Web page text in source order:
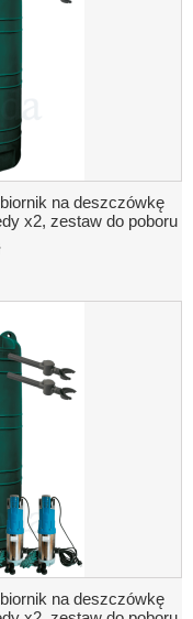
na deszczówkę
x2, zestaw do poboru
na deszczówkę